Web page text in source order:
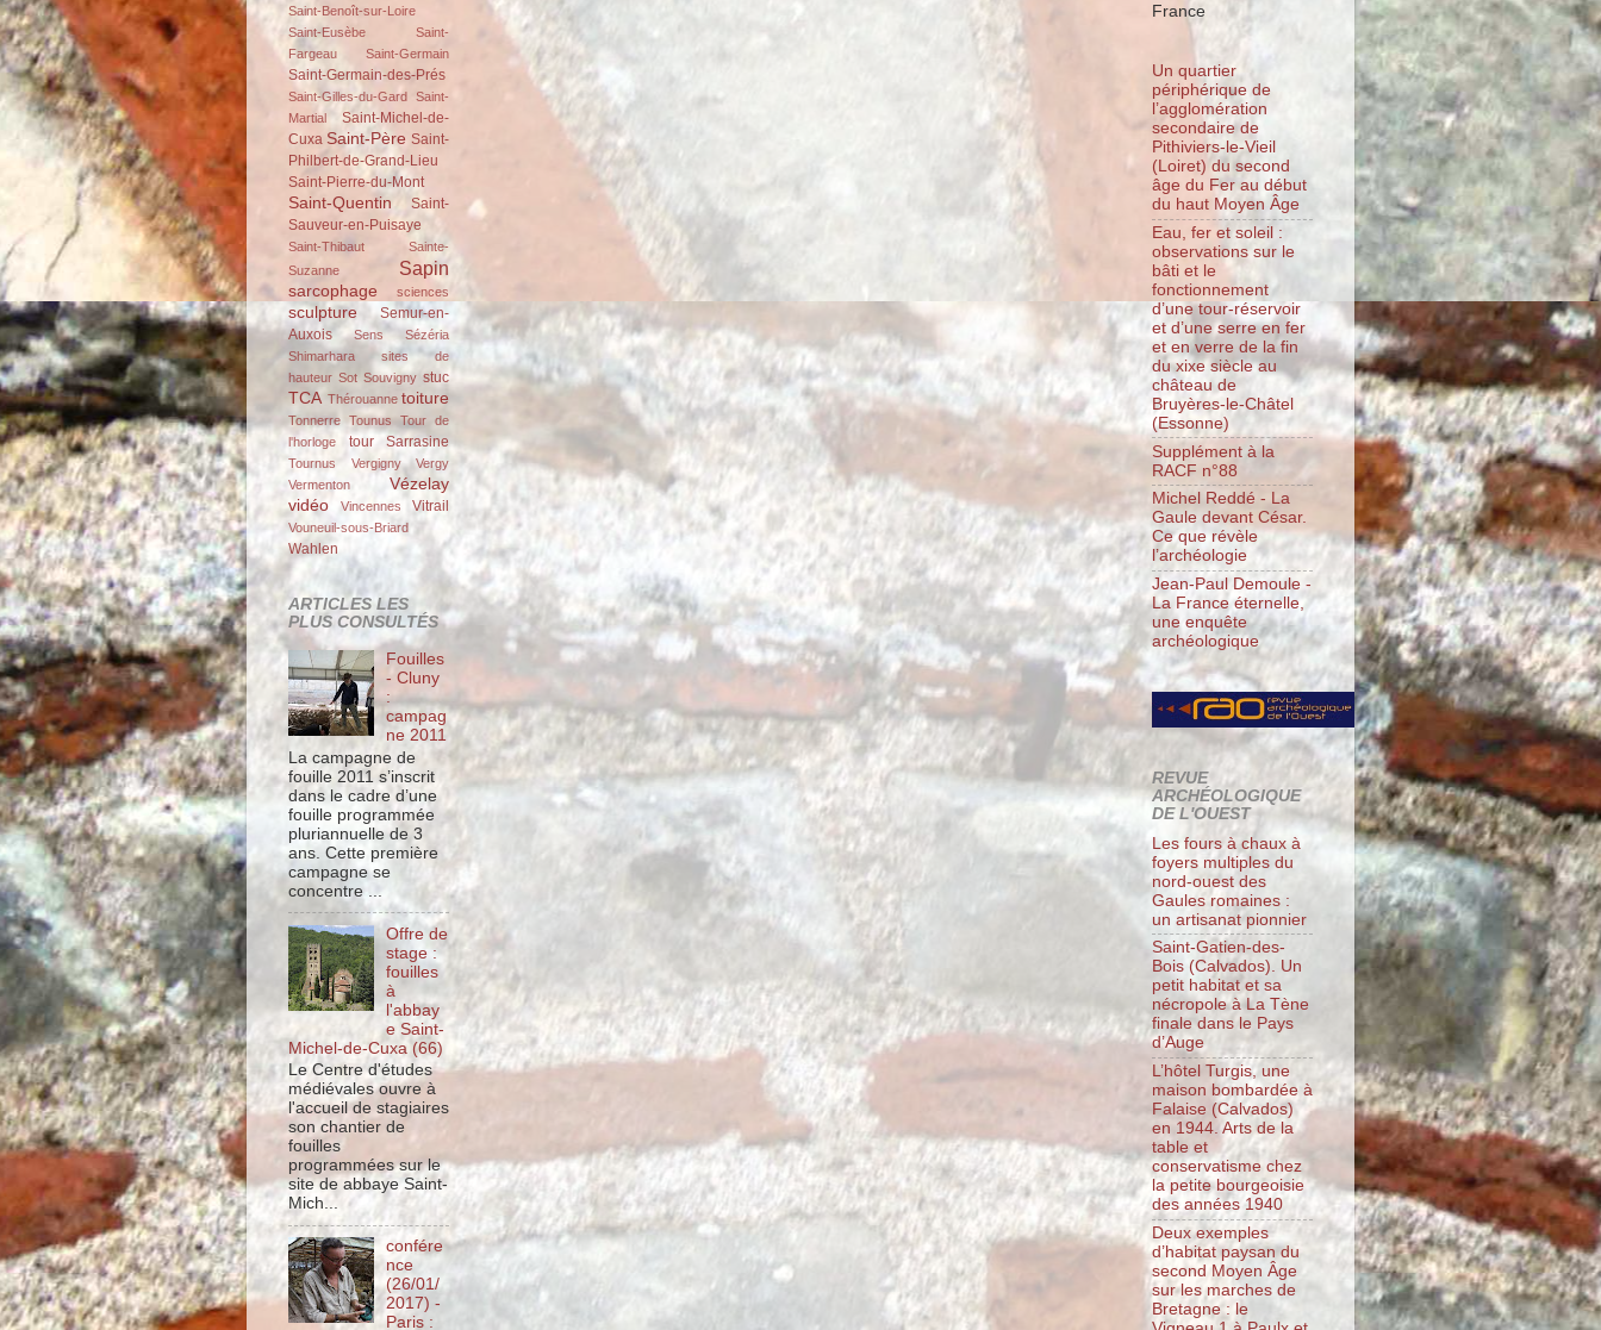
Saint-Benoît-sur-Loire
Saint-Eusèbe
Saint-
Fargeau
Saint-Germain
Saint-Germain-des-Prés
Saint-Gilles-du-Gard Saint-
Martial
Saint-Michel-de-
Cuxa Saint-Père Saint-
Philbert-de-Grand-Lieu
Saint-Pierre-du-Mont
Saint-Quentin
Saint-
Sauveur-en-Puisaye
Saint-Thibaut
Sainte-
Suzanne
Sapin
sarcophage sciences
sculpture
Semur-en-
Auxois
Sens
Sézéria
Shimarhara
sites de
hauteur Sot Souvigny stuc
TCA Thérouanne toiture
Tonnerre Tounus Tour de
l'horloge
tour Sarrasine
Tournus Vergigny
Vergy
Vermenton
Vézelay
vidéo
Vincennes Vitrail
Vouneuil-sous-Briard
Wahlen
ARTICLES LES
PLUS CONSULTÉS
Fouilles
- Cluny
:
campag
ne 2011
La campagne de
fouille 2011 s’inscrit
dans le cadre d’une
fouille programmée
pluriannuelle de 3
ans. Cette première
campagne se
concentre ...
Offre de
stage :
fouilles
à
l'abbay
e Saint-
Michel-de-Cuxa (66)
Le Centre d'études
médiévales ouvre à
l'accueil de stagiaires
son chantier de
fouilles
programmées sur le
site de abbaye Saint-
Mich...
confére
nce
(26/01/
2017) -
Paris :
France
Un quartier
périphérique de
l’agglomération
secondaire de
Pithiviers-le-Vieil
(Loiret) du second
âge du Fer au début
du haut Moyen Âge
Eau, fer et soleil :
observations sur le
bâti et le
fonctionnement
d’une tour-réservoir
et d’une serre en fer
et en verre de la fin
du xixe siècle au
château de
Bruyères-le-Châtel
(Essonne)
Supplément à la
RACF n°88
Michel Reddé - La
Gaule devant César.
Ce que révèle
l’archéologie
Jean-Paul Demoule -
La France éternelle,
une enquête
archéologique
REVUE
ARCHÉOLOGIQUE
DE L'OUEST
Les fours à chaux à
foyers multiples du
nord-ouest des
Gaules romaines :
un artisanat pionnier
Saint-Gatien-des-
Bois (Calvados). Un
petit habitat et sa
nécropole à La Tène
finale dans le Pays
d’Auge
L’hôtel Turgis, une
maison bombardée à
Falaise (Calvados)
en 1944. Arts de la
table et
conservatisme chez
la petite bourgeoisie
des années 1940
Deux exemples
d’habitat paysan du
second Moyen Âge
sur les marches de
Bretagne : le